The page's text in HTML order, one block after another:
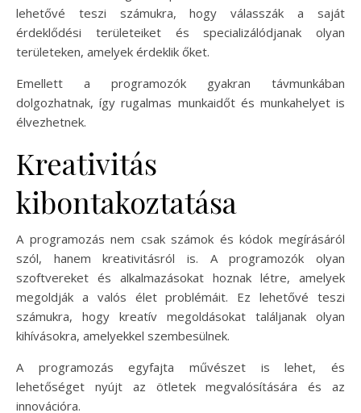
lehetővé teszi számukra, hogy válasszák a saját
érdeklődési területeiket és specializálódjanak olyan
területeken, amelyek érdeklik őket.
Emellett a programozók gyakran távmunkában
dolgozhatnak, így rugalmas munkaidőt és munkahelyet is
élvezhetnek.
Kreativitás
kibontakoztatása
A programozás nem csak számok és kódok megírásáról
szól, hanem kreativitásról is. A programozók olyan
szoftvereket és alkalmazásokat hoznak létre, amelyek
megoldják a valós élet problémáit. Ez lehetővé teszi
számukra, hogy kreatív megoldásokat találjanak olyan
kihívásokra, amelyekkel szembesülnek.
A programozás egyfajta művészet is lehet, és
lehetőséget nyújt az ötletek megvalósítására és az
innovációra.